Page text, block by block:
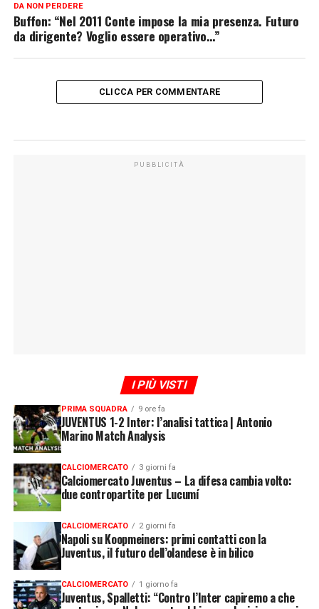
DA NON PERDERE
Buffon: “Nel 2011 Conte impose la mia presenza. Futuro
da dirigente? Voglio essere operativo…”
CLICCA PER COMMENTARE
PUBBLICITÀ
I PIÙ VISTI
PRIMA SQUADRA 9 ore fa
JUVENTUS 1-2 Inter: l’analisi tattica | Antonio
Marino Match Analysis
CALCIOMERCATO 3 giorni fa
Calciomercato Juventus – La difesa cambia volto:
due contropartite per Lucumí
CALCIOMERCATO 2 giorni fa
Napoli su Koopmeiners: primi contatti con la
Juventus, il futuro dell’olandese è in bilico
CALCIOMERCATO 1 giorno fa
Juventus, Spalletti: “Contro l’Inter capiremo a che